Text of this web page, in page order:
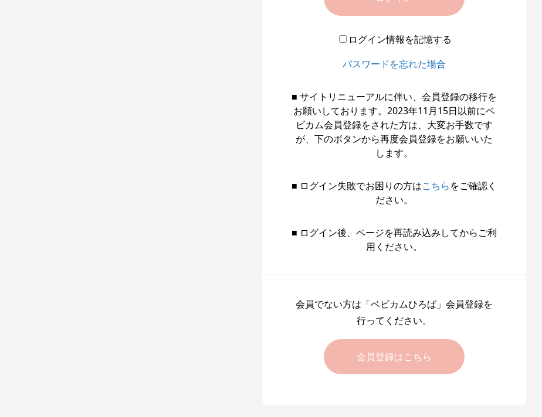
ログイン情報を記憶する
パスワードを忘れた場合
■ サイトリニューアルに伴い、会員登録の移行を
お願いしております。2023年11月15日以前にベ
ビカム会員登録をされた方は、大変お手数です
が、下のボタンから再度会員登録をお願いいた
します。
■ ログイン失敗でお困りの方はこちらをご確認く
ださい。
■ ログイン後、ページを再読み込みしてからご利
用ください。
会員でない方は「ベビカムひろば」会員登録を
行ってください。
会員登録はこちら